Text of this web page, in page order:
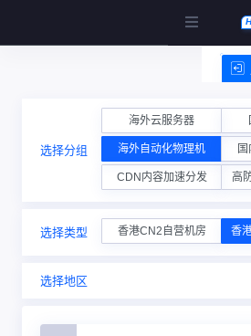
选择分组
海外云服务器
海外自动化物理机
CDN内容加速分发 高
选择类型 香港CN2自营机房 香
选择地区